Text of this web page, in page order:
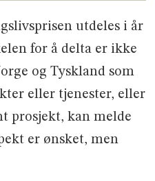
utdeles i år
for å delta er ikke
og Tyskland som
eller tjenester, eller
prosjekt, kan melde
er ønsket, men